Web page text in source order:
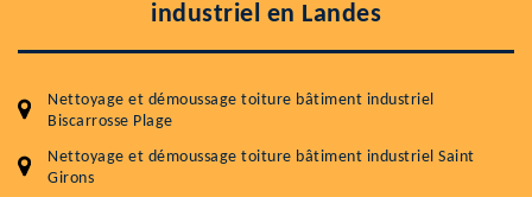
industriel en Landes
Nettoyage et démoussage toiture bâtiment industriel
Biscarrosse Plage
Nettoyage et démoussage toiture bâtiment industriel Saint
Girons